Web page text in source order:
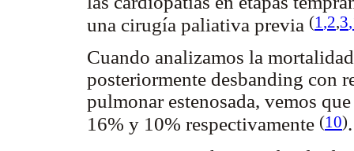
una cirugía paliativa previa (1 ,2,3
Cuando analizamos la
posteriormente desbanding con
pulmonar estenosada, vemos
16% y 10% respectivamente (10).